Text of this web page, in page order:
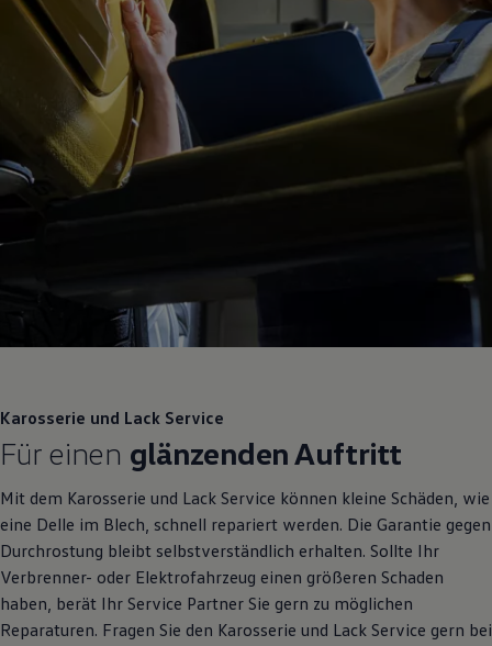
Karosserie und Lack Service
Für einen glänzenden Auftritt
Mit dem Karosserie und Lack Service können kleine Schäden, wie
eine Delle im Blech, schnell repariert werden. Die Garantie gegen
Durchrostung bleibt selbstverständlich erhalten. Sollte Ihr
Verbrenner- oder Elektrofahrzeug einen größeren Schaden
haben, berät Ihr Service Partner Sie gern zu möglichen
Reparaturen. Fragen Sie den Karosserie und Lack Service gern bei